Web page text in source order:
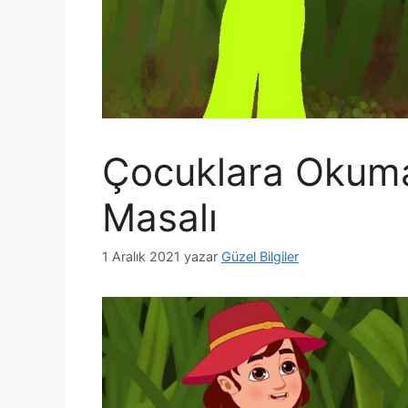
Çocuklara
Masalı
1 Aralık 2021 yazar Güzel Bilgiler